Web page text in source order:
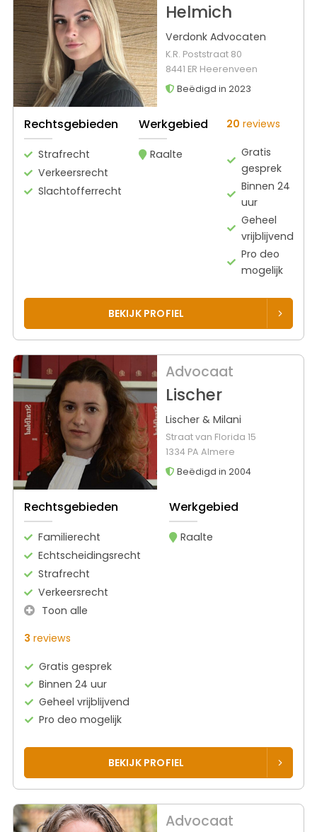
Helmich
Verdonk Advocaten
K.R. Poststraat 80
8441 ER Heerenveen
Beëdigd in 2023
Rechtsgebieden
Strafrecht
Verkeersrecht
Slachtofferrecht
Werkgebied
Raalte
20 reviews
Gratis
gesprek
Binnen 24
uur
Geheel
vrijblijvend
Pro deo
mogelijk
BEKIJK PROFIEL
Advocaat
Lischer
Lischer & Milani
Straat van Florida 15
1334 PA Almere
Beëdigd in 2004
Rechtsgebieden
Familierecht
Echtscheidingsrecht
Strafrecht
Verkeersrecht
Toon alle
Werkgebied
Raalte
3 reviews
Gratis gesprek
Binnen 24 uur
Geheel vrijblijvend
Pro deo mogelijk
BEKIJK PROFIEL
Advocaat